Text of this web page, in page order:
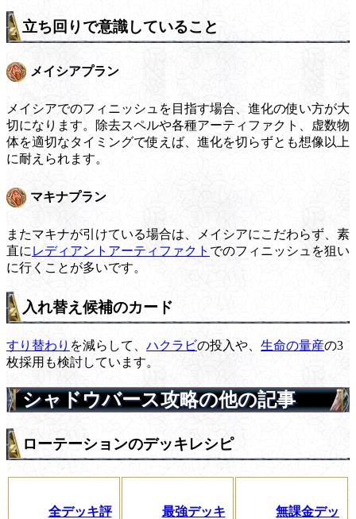
立ち回りで意識していること
メイシアプラン
メイシアでのフィニッシュを目指す場合、進化の使い方が大
切になります。除去スペルや各種アーティファクト、虚数物
体を適切なタイミングで使えば、進化を切らずとも想像以上
に耐えられます。
マキナプラン
またマキナが引けている場合は、メイシアにこだわらず、素
直に レディアントアーティファクト でのフィニッシュを狙い
に行くことが多いです。
入れ替え候補のカード
すり替わり を減らして、 ハクラビの投入や、 生命の量産の3
枚採用も検討しています。
シャドウバース攻略の他の記事
ローテーションのデッキレシピ
全デッキ評
最強デッキ
無課金デッ